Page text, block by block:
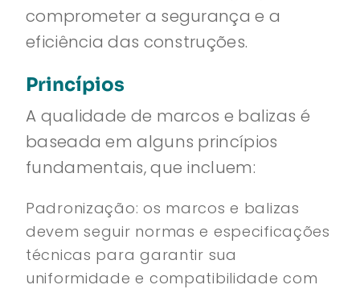
comprometer a segurança e a
eficiência das construções.
Princípios
A qualidade de marcos e balizas é
baseada em alguns princípios
fundamentais, que incluem:
Padronização: os marcos e balizas
devem seguir normas e especificações
técnicas para garantir sua
uniformidade e compatibilidade com